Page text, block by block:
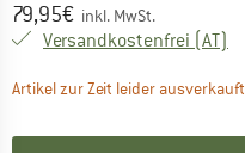
Preis:
79,95€ inkl. MwSt.
Versandkostenfrei (AT)
Artikel zur Zeit leider ausverkauft